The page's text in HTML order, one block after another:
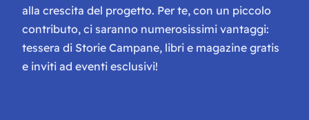
alla crescita del progetto. Per te, con un piccolo
contributo, ci saranno numerosissimi vantaggi:
tessera di Storie Campane, libri e magazine gratis
e inviti ad eventi esclusivi!